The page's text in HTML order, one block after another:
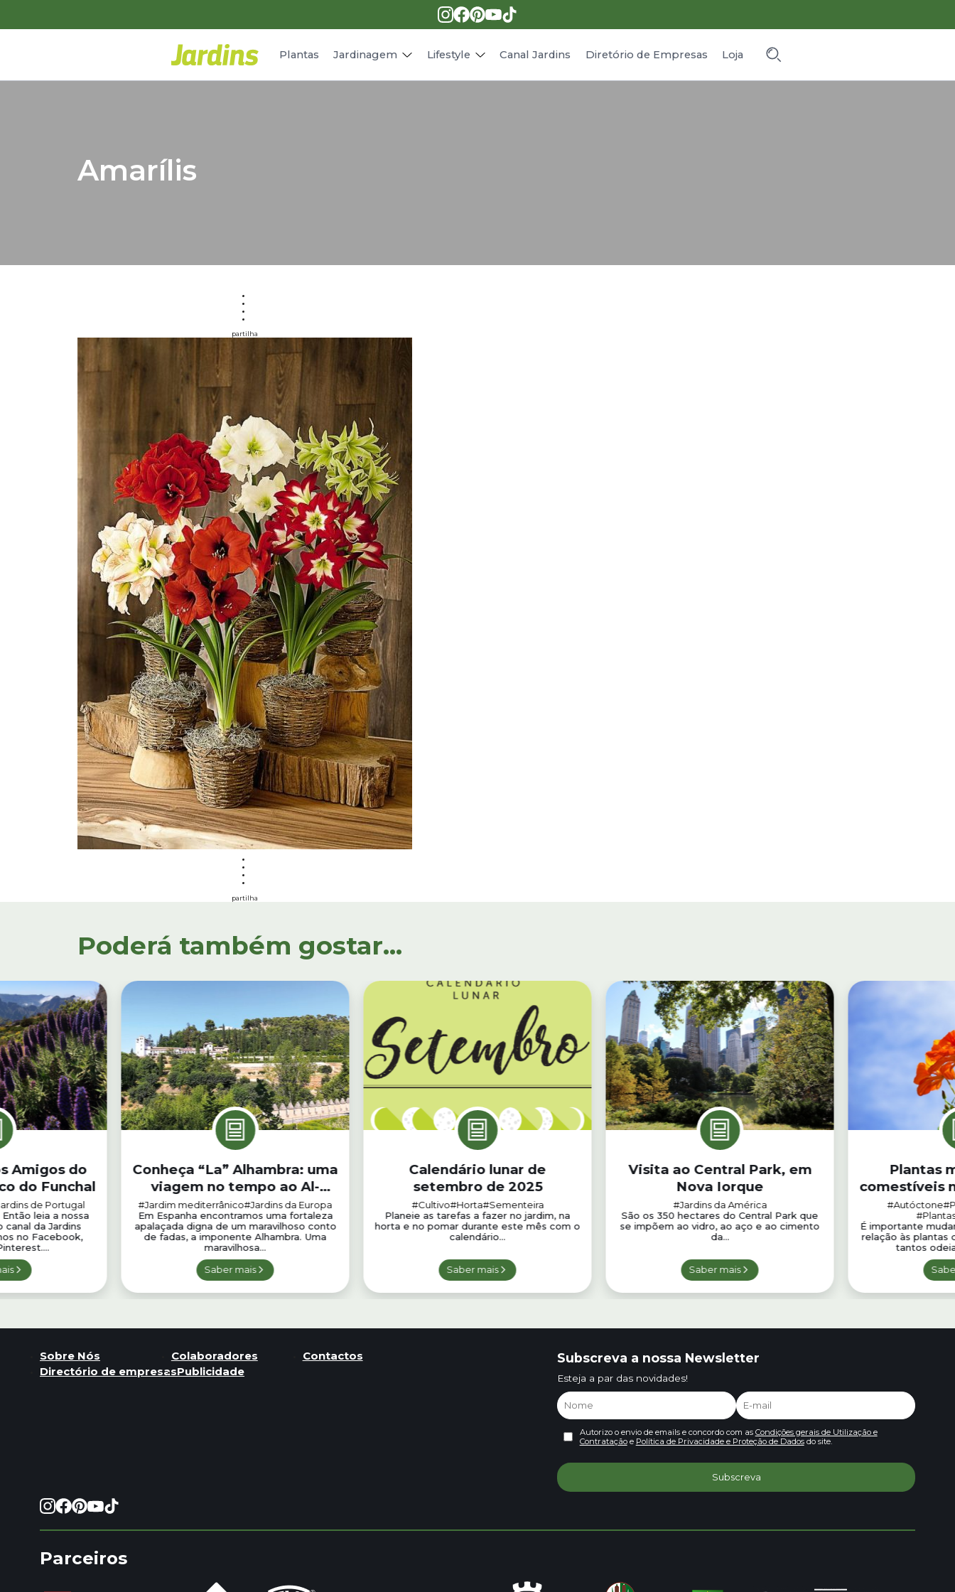
Plantas Jardinagem Lifestyle
Receitas
Canal Jardins Diretório de Empresas Loja
Amarílis
partilha
partilha
Poderá também gostar...
Amigos do
do Funchal
de Portugal
leia a nossa
canal da Jardins
no Facebook,
Conheça “La” Alhambra: uma
viagem no tempo ao Al-
Andalus
#Jardim mediterrânico#Jardins da Europa
Em Espanha encontramos uma fortaleza
apalaçada digna de um maravilhoso conto
de fadas, a imponente Alhambra. Uma
maravilhosa...
Saber mais
Calendário lunar de
setembro de 2025
#Cultivo#Horta#Sementeira
Planeie as tarefas a fazer no jardim, na
horta e no pomar durante este mês com o
calendário...
Saber mais
Visita ao Central Park, em
Nova Iorque
#Jardins da América
São os 350 hectares do Central Park que
se impõem ao vidro, ao aço e ao cimento
da...
Saber mais
Plantas
comestíveis
#Autóctone
É importante
relação às plantas
tantos
Sobre Nós Colaboradores
Contactos
Directório de empresasPublicidade
Subscreva a nossa Newsletter
Esteja a par das novidades!
Autorizo o envio de emails e concordo com as Condições gerais de Utilização e
Contrataçãoe Política de Privacidade e Proteção de Dadosdo site.
Parceiros